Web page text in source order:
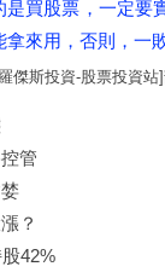
買股票，一定要
來用，否則，一
傑斯投資-股票投資站
管
？
42%